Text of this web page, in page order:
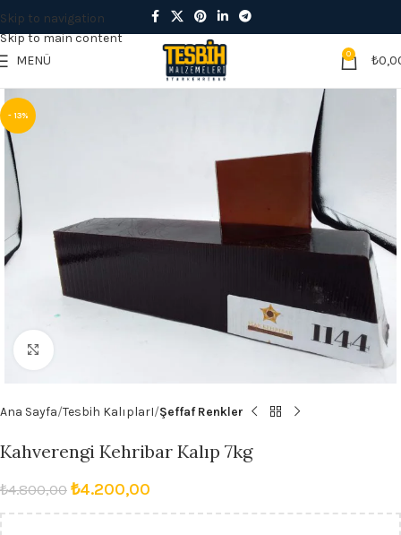
Skip to navigation
Skip to main content
MENÜ
0 ₺
- 13%
Ana Sayfa Tesbih KalıplarI Şeffaf Renkler
Kahverengi Kehribar Kalıp 7kg
₺4.800,00 ₺4.200,00